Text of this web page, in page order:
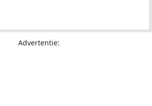
Advertentie: